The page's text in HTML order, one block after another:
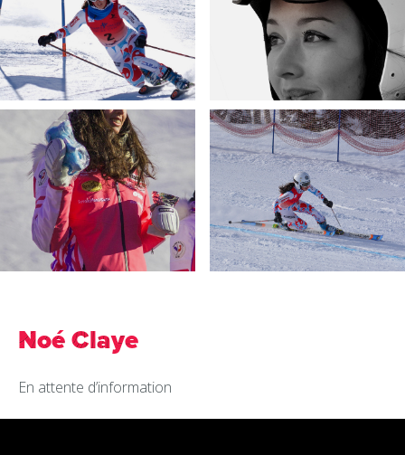
Noé Claye
En attente d’information